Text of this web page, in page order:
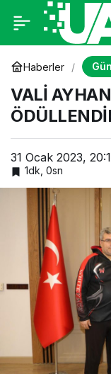
Haberler
VALİ
31 Ocak 2023,
1dk, 0sn
VALİ AYHAN
ŞAMPİYONLARI
ÖDÜLLENDİRDİ